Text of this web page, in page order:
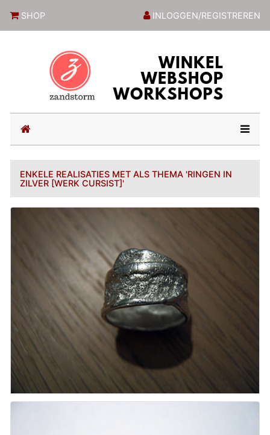
SHOP INLOGGEN/REGISTREREN
(current)
ENKELE REALISATIES MET ALS THEMA 'RINGEN IN
ZILVER [WERK CURSIST]'